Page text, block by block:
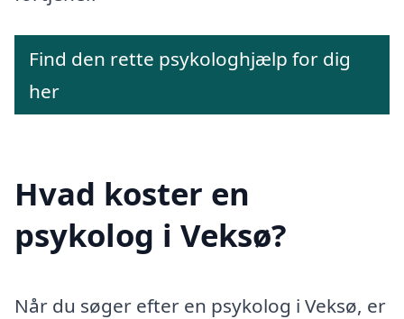
Find den rette psykologhjælp for dig
her
Hvad koster en
psykolog i Veksø?
Når du søger efter en psykolog i Veksø, er